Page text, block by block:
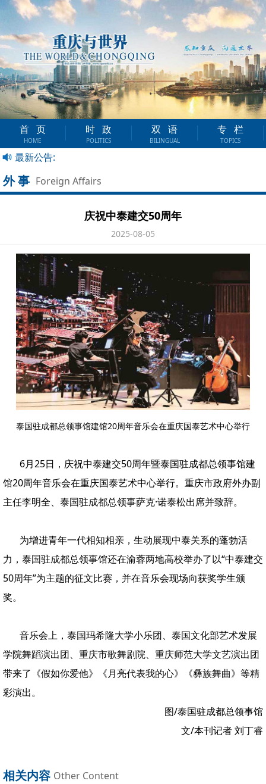
首页
HOME
时政
POLITICS
双语
BILINGUAL
专栏
TOPICS
最新公告:
外事 Foreign Affairs
庆祝中泰建交50周年
2025-08-05
泰国驻成都总领事馆建馆20周年音乐会在重庆国泰艺术中心举行
6月25日，庆祝中泰建交50周年暨泰国驻成都总领事馆建
馆20周年音乐会在重庆国泰艺术中心举行。重庆市政府外办副
主任李明全、泰国驻成都总领事萨克·诺泰松出席并致辞。
为增进青年一代相知相亲，生动展现中泰关系的蓬勃活
力，泰国驻成都总领事馆还在渝蓉两地高校举办了以“中泰建交
50周年”为主题的征文比赛，并在音乐会现场向获奖学生颁
奖。
音乐会上，泰国玛希隆大学小乐团、泰国文化部艺术发展
学院舞蹈演出团、重庆市歌舞剧院、重庆师范大学文艺演出团
带来了《假如你爱他》《月亮代表我的心》《彝族舞曲》等精
彩演出。
图/泰国驻成都总领事馆
文/本刊记者 刘丁睿
相关内容 Other Content